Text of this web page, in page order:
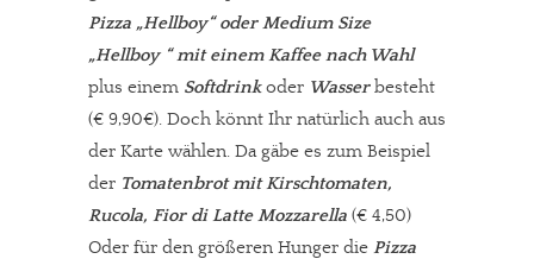
Pizza „Hellboy“ oder Medium Size
„Hellboy “ mit einem Kaffee nach Wahl
plus einem Softdrinkoder Wasserbesteht
(€ 9,90€). Doch könnt Ihr natürlich auch aus
der Karte wählen. Da gäbe es zum Beispiel
der Tomatenbrot mit Kirschtomaten,
Rucola, Fior di Latte Mozzarella (€ 4,50)
Oder für den größeren Hunger die Pizza